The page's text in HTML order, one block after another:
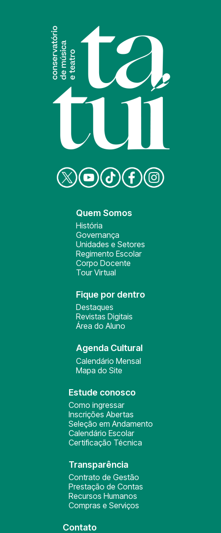
Quem Somos
História
Governança
Unidades e Setores
Regimento Escolar
Corpo Docente
Tour Virtual
Fique por dentro
Destaques
Revistas Digitais
Área do Aluno
Agenda Cultural
Calendário Mensal
Mapa do Site
Estude conosco
Como ingressar
Inscrições Abertas
Seleção em Andamento
Calendário Escolar
Certificação Técnica
Transparência
Contrato de Gestão
Prestação de Contas
Recursos Humanos
Compras e Serviços
Contato